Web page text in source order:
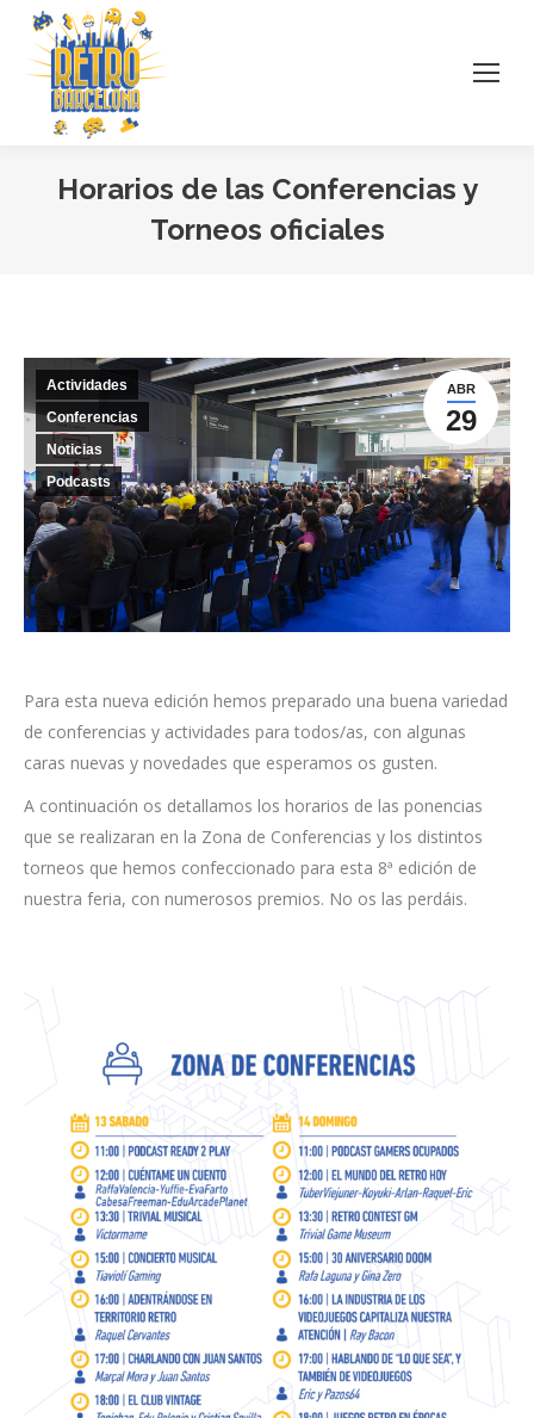
Horarios de las Conferencias y
Torneos oficiales
ABR
29
Actividades
Conferencias
Noticias
Podcasts
Para esta nueva edición hemos preparado una buena variedad
de conferencias y actividades para todos/as, con algunas
caras nuevas y novedades que esperamos os gusten.
A continuación os detallamos los horarios de las ponencias
que se realizaran en la Zona de Conferencias y los distintos
torneos que hemos confeccionado para esta 8ª edición de
nuestra feria, con numerosos premios. No os las perdáis.